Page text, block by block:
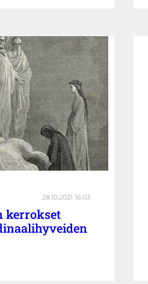
28.10.2021 16:03
kerrokset